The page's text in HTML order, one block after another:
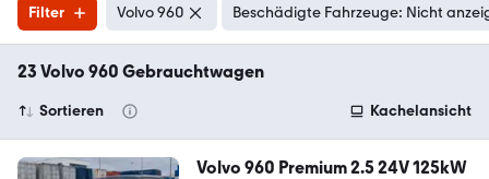
Filter Volvo 960 Beschädigte Fahrzeuge: Nicht
23 Volvo 960 Gebrauchtwagen
Sortieren Kachelansicht
Volvo 960 Premium 2.5 24V 125kW